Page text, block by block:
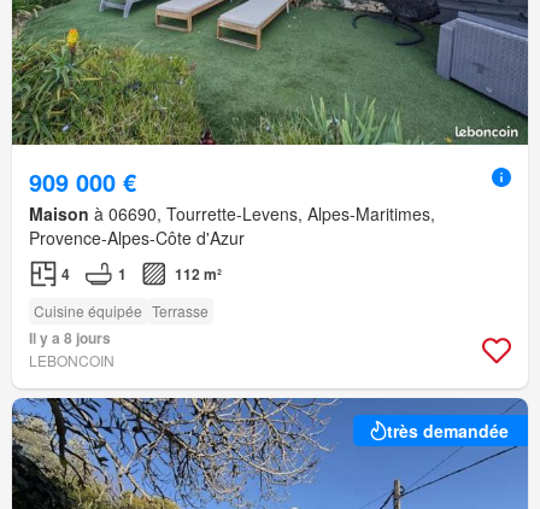
909 000 €
Maison à 06690, Tourrette-Levens, Alpes-Maritimes,
Provence-Alpes-Côte d'Azur
4 1 112 m²
Cuisine équipée Terrasse
Il y a 8 jours
LEBONCOIN
très demandée